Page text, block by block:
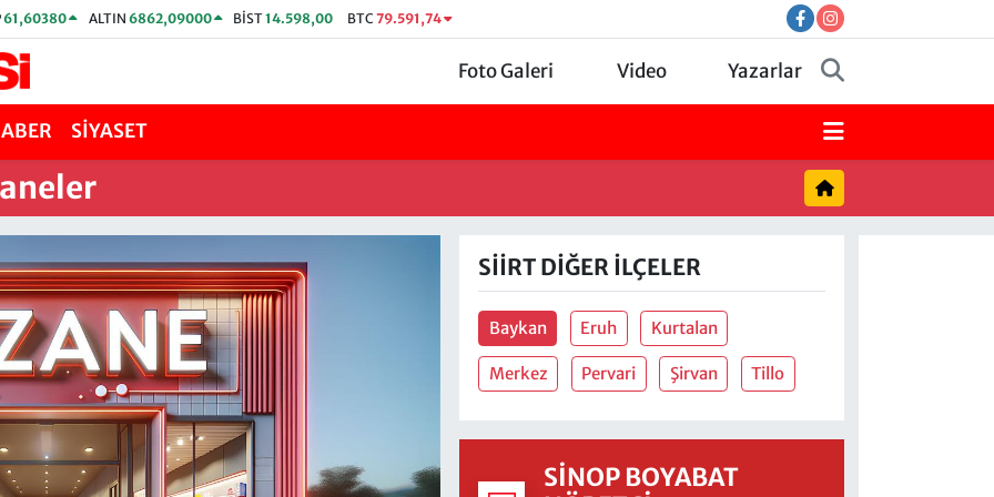
61,60380 ALTIN 6862,09000 BİST14.598,00 BTC 79.591,74
Foto Galeri Video Yazarlar
SİYASET
SIIRT DIĞER İLÇELER
Baykan Eruh Kurtalan
Merkez Pervari Şirvan Tillo
SINOP BOYABAT